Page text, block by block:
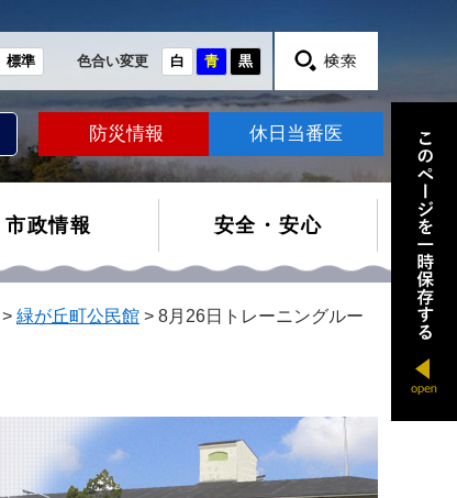
標準 色合い変更 白 青 黒
防災情報 休日当番医
市政情報 安全・安心
> 緑が丘町公民館 > 8月26日トレーニングルー